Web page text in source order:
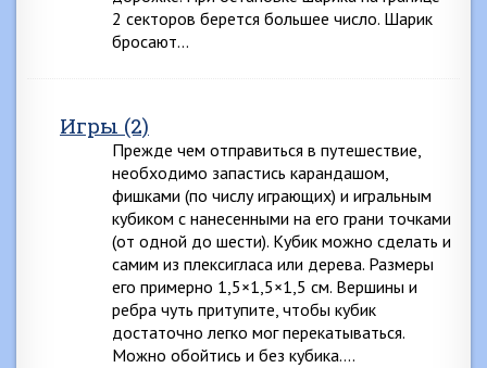
2 секторов берется большее число. Шарик
бросают…
Игры (2)
Прежде чем отправиться в путешествие,
необходимо запастись карандашом,
фишками (по числу играющих) и игральным
кубиком с нанесенными на его грани точками
(от одной до шести). Кубик можно сделать и
самим из плексигласа или дерева. Размеры
его примерно 1,5×1,5×1,5 см. Вершины и
ребра чуть притупите, чтобы кубик
достаточно легко мог перекатываться.
Можно обойтись и без кубика….